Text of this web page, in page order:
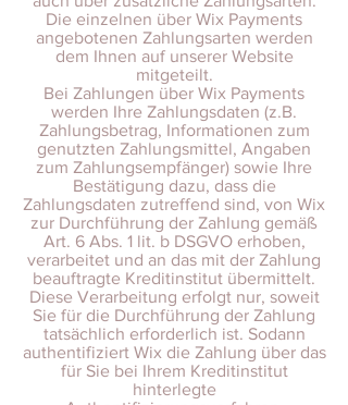
Die einzelnen über Wix Payments
angebotenen Zahlungsarten werden
dem Ihnen auf unserer Website
mitgeteilt.
Bei Zahlungen über Wix Payments
werden Ihre Zahlungsdaten (z.B.
Zahlungsbetrag, Informationen zum
genutzten Zahlungsmittel, Angaben
zum Zahlungsempfänger) sowie Ihre
Bestätigung dazu, dass die
Zahlungsdaten zutreffend sind, von Wix
zur Durchführung der Zahlung gemäß
Art. 6 Abs. 1 lit. b DSGVO erhoben,
verarbeitet und an das mit der Zahlung
beauftragte Kreditinstitut übermittelt.
Diese Verarbeitung erfolgt nur, soweit
Sie für die Durchführung der Zahlung
tatsächlich erforderlich ist. Sodann
authentifiziert Wix die Zahlung über das
für Sie bei Ihrem Kreditinstitut
hinterlegte